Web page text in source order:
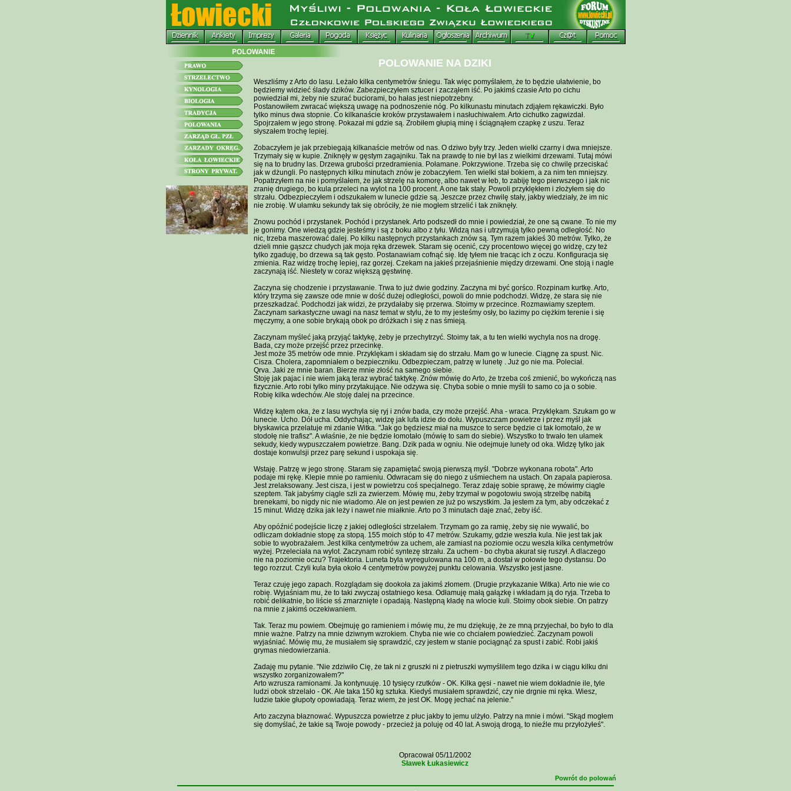
POLOWANIE NA DZIKI
Weszliśmy z Arto do lasu. Leżało kilka centymetrów śniegu. Tak więc pomyślałem, że to będzie ułatwienie, bo
będziemy widzieć ślady dzików. Zabezpieczyłem sztucer i zacząłem iść. Po jakimś czasie Arto po cichu
powiedział mi, żeby nie szurać buciorami, bo hałas jest niepotrzebny.
Postanowiłem zwracać większą uwagę na podnoszenie nóg. Po kilkunastu minutach zdjąłem rękawiczki. Było
tylko minus dwa stopnie. Co kilkanaście kroków przystawałem i nasłuchiwałem. Arto cichutko zagwizdał.
Spojrzałem w jego stronę. Pokazał mi gdzie są. Zrobiłem głupią minę i ściągnąłem czapkę z uszu. Teraz
słyszałem trochę lepiej.
Zobaczyłem je jak przebiegają kilkanaście metrów od nas. O dziwo były trzy. Jeden wielki czarny i dwa mniejsze.
Trzymały się w kupie. Zniknęły w gęstym zagajniku. Tak na prawdę to nie był las z wielkimi drzewami. Tutaj mówi
się na to brudny las. Drzewa grubości przedramienia. Połamane. Pokrzywione. Trzeba się co chwilę przeciskać
jak w dżungli. Po następnych kilku minutach znów je zobaczyłem. Ten wielki stał bokiem, a za nim ten mniejszy.
Popatrzyłem na nie i pomyślałem, że jak strzelę na komorę, albo nawet w łeb, to zabiję tego pierwszego i jak nic
zranię drugiego, bo kula przeleci na wylot na 100 procent. A one tak stały. Powoli przyklękłem i złożyłem się do
strzału. Odbezpieczyłem i odszukałem w lunecie gdzie są. Jeszcze przez chwilę stały, jakby wiedziały, że im nic
nie zrobię. W ułamku sekundy tak się obróciły, że nie mogłem strzelić i tak zniknęły.
Znowu pochód i przystanek. Pochód i przystanek. Arto podszedł do mnie i powiedział, że one są cwane. To nie my
je gonimy. One wiedzą gdzie jesteśmy i są z boku albo z tyłu. Widzą nas i utrzymują tylko pewną odległość. No
nic, trzeba maszerować dalej. Po kilku następnych przystankach znów są. Tym razem jakieś 30 metrów. Tylko, że
dzieli mnie gąszcz chudych jak moja ręka drzewek. Staram się ocenić, czy procentowo więcej go widzę, czy też
tylko zgaduję, bo drzewa są tak gęsto. Postanawiam cofnąć się. Idę tyłem nie tracąc ich z oczu. Konfiguracja się
zmienia. Raz widzę trochę lepiej, raz gorzej. Czekam na jakieś przejaśnienie między drzewami. One stoją i nagle
zaczynają iść. Niestety w coraz większą gęstwinę.
Zaczyna się chodzenie i przystawanie. Trwa to już dwie godziny. Zaczyna mi być gorśco. Rozpinam kurtkę. Arto,
który trzyma się zawsze ode mnie w dość dużej odległości, powoli do mnie podchodzi. Widzę, że stara się nie
przeszkadzać. Podchodzi jak widzi, że przydałaby się przerwa. Stoimy w przecince. Rozmawiamy szeptem.
Zaczynam sarkastyczne uwagi na nasz temat w stylu, że to my jesteśmy osły, bo łazimy po ciężkim terenie i się
męczymy, a one sobie brykają obok po dróżkach i się z nas śmieją.
Zaczynam myśleć jaką przyjąć taktykę, żeby je przechytrzyć. Stoimy tak, a tu ten wielki wychyla nos na drogę.
Bada, czy może przejść przez przecinkę.
Jest może 35 metrów ode mnie. Przyklękam i składam się do strzału. Mam go w lunecie. Ciągnę za spust. Nic.
Cisza. Cholera, zapomniałem o bezpieczniku. Odbezpieczam, patrzę w lunetę . Już go nie ma. Poleciał.
Qrva. Jaki ze mnie baran. Bierze mnie złość na samego siebie.
Stoję jak pajac i nie wiem jaką teraz wybrać taktykę. Znów mówię do Arto, że trzeba coś zmienić, bo wykończą nas
fizycznie. Arto robi tylko miny przytakujące. Nie odzywa się. Chyba sobie o mnie myśli to samo co ja o sobie.
Robię kilka wdechów. Ale stoję dalej na przecince.
Widzę kątem oka, że z lasu wychyla się ryj i znów bada, czy może przejść. Aha - wraca. Przyklękam. Szukam go w
lunecie. Ucho. Dół ucha. Oddychając, widzę jak lufa idzie do dołu. Wypuszczam powietrze i przez myśl jak
błyskawica przelatuje mi zdanie Witka. "Jak go będziesz miał na muszce to serce będzie ci tak łomotało, że w
stodołę nie trafisz". A właśnie, że nie będzie łomotało (mówię to sam do siebie). Wszystko to trwało ten ułamek
sekudy, kiedy wypuszczałem powietrze. Bang. Dzik pada w ogniu. Nie odejmuje lunety od oka. Widzę tylko jak
dostaje konwulsji przez parę sekund i uspokaja się.
Wstaję. Patrzę w jego stronę. Staram się zapamiętać swoją pierwszą myśl. "Dobrze wykonana robota". Arto
podaje mi rękę. Klepie mnie po ramieniu. Odwracam się do niego z uśmiechem na ustach. On zapala papierosa.
Jest zrelaksowany. Jest cisza, i jest w powietrzu coś specjalnego. Teraz zdaję sobie sprawę, że mówimy ciągle
szeptem. Tak jabyśmy ciągle szli za zwierzem. Mówię mu, żeby trzymał w pogotowiu swoją strzelbę nabitą
brenekami, bo nigdy nic nie wiadomo. Ale on jest pewien ze już po wszystkim. Ja jestem za tym, aby odczekać z
15 minut. Widzę dzika jak leży i nawet nie miałknie. Arto po 3 minutach daje znać, żeby iść.
Aby opóźnić podejście liczę z jakiej odległości strzelałem. Trzymam go za ramię, żeby się nie wywalić, bo
odliczam dokładnie stopę za stopą. 155 moich stóp to 47 metrów. Szukamy, gdzie weszła kula. Nie jest tak jak
sobie to wyobrażałem. Jest kilka centymetrów za uchem, ale zamiast na poziomie oczu weszła kilka centymetrów
wyżej. Przeleciała na wylot. Zaczynam robić syntezę strzału. Za uchem - bo chyba akurat się ruszył. A dlaczego
nie na poziomie oczu? Trajektoria. Luneta byla wyregulowana na 100 m, a dostał w połowie tego dystansu. Do
tego rozrzut. Czyli kula była około 4 centymetrów powyżej punktu celowania. Wszystko jest jasne.
Teraz czuję jego zapach. Rozglądam się dookoła za jakimś złomem. (Drugie przykazanie Witka). Arto nie wie co
robię. Wyjaśniam mu, że to taki zwyczaj ostatniego kesa. Odłamuję małą gałązkę i wkładam ją do ryja. Trzeba to
robić delikatnie, bo liście sś zmarznięte i opadają. Następną kładę na wlocie kuli. Stoimy obok siebie. On patrzy
na mnie z jakimś oczekiwaniem.
Tak. Teraz mu powiem. Obejmuję go ramieniem i mówię mu, że mu dziękuję, że ze mną przyjechał, bo było to dla
mnie ważne. Patrzy na mnie dziwnym wzrokiem. Chyba nie wie co chciałem powiedzieć. Zaczynam powoli
wyjaśniać. Mówię mu, że musiałem się sprawdzić, czy jestem w stanie pociągnąć za spust i zabić. Robi jakiś
grymas niedowierzania.
Zadaję mu pytanie. "Nie zdziwiło Cię, że tak ni z gruszki ni z pietruszki wymyślilem tego dzika i w ciągu kilku dni
wszystko zorganizowałem?"
Arto wzrusza ramionami. Ja kontynuuję. 10 tysięcy rzutków - OK. Kilka gęsi - nawet nie wiem dokładnie ile, tyle
ludzi obok strzelało - OK. Ale taka 150 kg sztuka. Kiedyś musiałem sprawdzić, czy nie drgnie mi ręka. Wiesz,
ludzie takie głupoty opowiadają. Teraz wiem, że jest OK. Mogę jechać na jelenie."
Arto zaczyna błaznować. Wypuszcza powietrze z płuc jakby to jemu ulżyło. Patrzy na mnie i mówi. "Skąd mogłem
się domyślać, że takie są Twoje powody - przecież ja poluję od 40 lat. A swoją drogą, to nieźle mu przyłożyłeś".
Opracował 05/11/2002
Sławek Łukasiewicz
Powrót do polowań